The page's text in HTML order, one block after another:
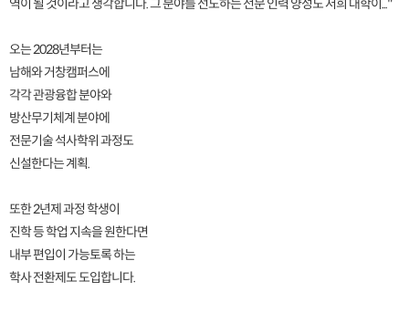
역이 될 것이라고 생각합니다. 그 분야를 선도하는 전문 인력 양성도 저희 대학이..."
오는 2028년부터는
남해와 거창캠퍼스에
각각 관광융합 분야와
방산무기체계 분야에
전문기술 석사학위 과정도
신설한다는 계획.
또한 2년제 과정 학생이
진학 등 학업 지속을 원한다면
내부 편입이 가능토록 하는
학사 전환제도 도입합니다.